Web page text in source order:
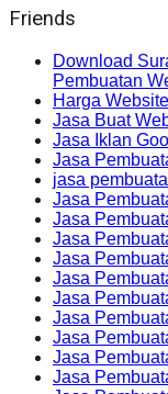
Friends
Download
Pembuatan
Harga Website
Jasa Buat
Jasa Iklan
Jasa
jasa
Jasa
Jasa
Jasa
Jasa
Jasa
Jasa
Jasa
Jasa
Jasa
Jasa